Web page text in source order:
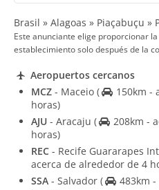
Brasil » Alagoas » Piaçabuçu »
Este anunciante elige proporcionar
establecimiento solo después de la
Aeropuertos cercanos
MCZ - Maceio (
150km -
horas)
AJU - Aracaju (
208km -
horas)
REC - Recife Guararapes
acerca de alrededor de 4
SSA - Salvador (
483km